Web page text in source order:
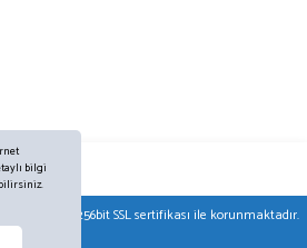
bilgi
bilgileriniz 256bit SSL sertifikası ile korunmaktadır.